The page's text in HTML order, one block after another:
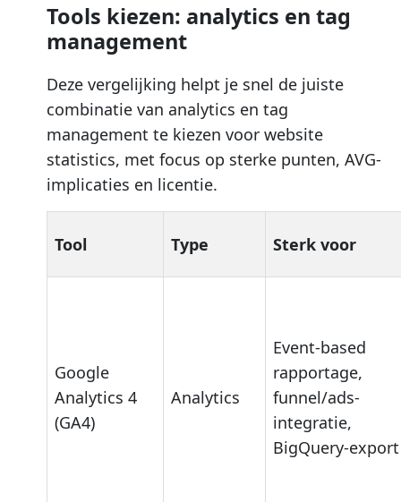
Tools kiezen: analytics en tag
management
Deze vergelijking helpt je snel de juiste
combinatie van analytics en tag
management te kiezen voor website
statistics, met focus op sterke punten, AVG-
implicaties en licentie.
Tool Type Sterk voor
Google
Analytics 4
(GA4)
Analytics
Event-based
rapportage,
funnel/ads-
integratie,
BigQuery-export